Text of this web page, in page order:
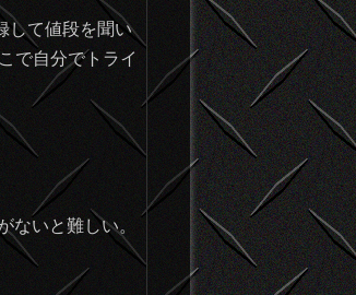
して値段を聞い
で自分でトライ
ないと難しい。